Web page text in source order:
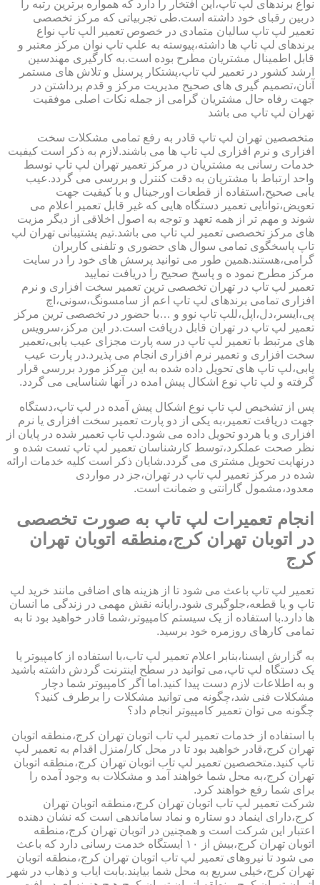
نواع برندهای لپ تاپ،این افتخار را دارد که همواره برترین رتبه را
دربین رقبای خود داشته است.طی تجربیاتی که مرکز تخصصی
تعمیر لپ تاپ سالیان متمادی در خصوص تعمیر الپ تاپ نواع
برندهای لپ تاپ ها داشته،پیوسته به علپ تاپ نوان مرکز معتبر و
قابل اطمینال مشتریان مطرح بوده است.به کارگیری مهندسین
ارشد کشور در تعمیر لپ تاپ،پشتکار پرسنل و تلاش های مستمر
آنان،تصمیم گیری های صحیح مدیریت مرکز و قدم برداشتن در
جهت رفاه حال مشتریان گرامی از جمله نکات اصلی موفقیت
تهران لپ تاپ می باشد
متخصصین تهران لپ تاپ قادر به رفع تمامی مشکلات سخت
افزاری و نرم افزاری لپ تاپ ها می باشند.لازم به ذکر است کیفیت
خدمات رسانی به مشتریان در مرکز تعمیر تهران لپ تاپ توسط
واحد ارتباط با مشتریان به دقت کنترل و بررسی می گردد.عیب
یابی صحیح،استفاده از قطعات اورجینال و با کیفیت جهت
تعویض،توانایی تعمیر دستگاه هایی که غیر قابل تعمیر اعلام می
شوند و مهم تر از همه تعهد و توجه به اصول اخلاقی از دیگر مزیت
های مرکز تخصصی تعمیر لپ تاپ می باشد.تیم پشتیبانی تهران لپ
تاپ پاسخگوی تمامی سوال های حضوری و تلفنی کاربران
گرامی،هستند.همین طور می توانید پرسش های خود را در سایت
مرکز مطرح نمود ه و پاسخ صحیح را دریافت نمایید
تعمیر لپ تاپ در تهران تخصصی ترین تعمیر سخت افزاری و نرم
افزاری تمامی برندهای لپ تاپ اعم از سامسونگ،سونی،اچ
پی،ایسر،دل،اپل،للپ تاپ نوو و …با حضور در تخصصی ترین مرکز
تعمیر لپ تاپ در تهران قابل دریافت است.در این مرکز،سرویس
های مرتبط با تعمیر لپ تاپ در سه پارت مجزای عیب یابی،تعمیر
سخت افزاری و تعمیر نرم افزاری انجام می پذیرد.در پارت عیب
یابی،لپ تاپ های تحویل داده شده به این مرکز مورد بررسی قرار
گرفته و لپ تاپ نوع اشکال پیش امده در آنها شناسایی می گردد.
پس از تشخیص لپ تاپ نوع اشکال پیش آمده در لپ تاپ،دستگاه
جهت دریافت تعمیر،به یکی از دو پارت تعمیر سخت افزاری یا نرم
افزاری و یا هردو تحویل داده می شود.لپ تاپ تعمیر شده در پایان از
نظر صحت عملکرد،توسط کارشناسان تعمیر لپ تاپ تست شده و
درنهایت تحویل مشتری می گردد.شایان ذکر است کلیه خدمات ارائه
شده در مرکز تعمیر لپ تاپ در تهران،جز در مواردی
معدود،مشمول گارانتی و ضمانت است.
انجام تعمیرات لپ تاپ به صورت تخصصی
در اتوبان تهران کرج،منطقه اتوبان تهران
کرج
تعمیر لپ تاپ باعث می شود تا از هزینه های اضافی مانند خرید لپ
تاپ و یا قطعه،جلوگیری شود.رایانه نقش مهمی در زندگی ما انسان
ها دارد.با استفاده از یک سیستم کامپیوتر،شما قادر خواهید بود تا به
تمامی کارهای روزمره خود برسید.
به گزارش ایسنا،بنابر اعلام تعمیر لپ تاب،با استفاده از کامپیوتر یا
یک دستگاه لپ تاپ،می توانید در سطح اینترنت گردش داشته باشید
و به اطلاعات لازم دست پیدا کنید.اما اگر کامپیوتر شما دچار
مشکلات فنی شد،چگونه می توانید مشکلات را برطرف کنید؟
چگونه می توان تعمیر کامپیوتر انجام داد؟
با استفاده از خدمات تعمیر لپ تاب اتوبان تهران کرج،منطقه اتوبان
تهران کرج،قادر خواهید بود تا در محل کار/منزل اقدام به تعمیر لپ
تاپ کنید.متخصصین تعمیر لپ تاب اتوبان تهران کرج،منطقه اتوبان
تهران کرج،به محل شما خواهند آمد و مشکلات به وجود آمده را
برای شما رفع خواهند کرد.
شرکت تعمیر لپ تاب اتوبان تهران کرج،منطقه اتوبان تهران
کرج،دارای اینماد دو ستاره و نماد ساماندهی است که نشان دهنده
اعتبار این شرکت است و همچنین در اتوبان تهران کرج،منطقه
اتوبان تهران کرج،بیش از ۱۰ ایستگاه خدمت رسانی دارد که باعث
می شود تا نیروهای تعمیر لپ تاب اتوبان تهران کرج،منطقه اتوبان
تهران کرج،خیلی سریع به محل شما بیایند.بابت ایاب و ذهاب در شهر